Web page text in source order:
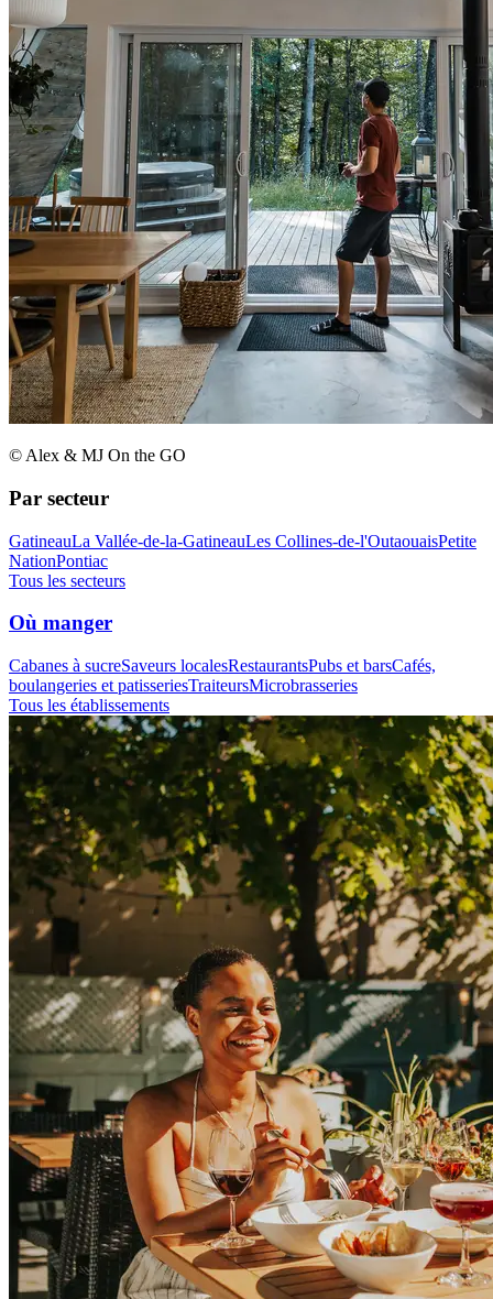
© Alex & MJ On the GO
Par secteur
GatineauLa Vallée-de-la-GatineauLes Collines-de-l'OutaouaisPetite
NationPontiac
Tous les secteurs
Où manger
Cabanes à sucreSaveurs localesRestaurantsPubs et barsCafés,
boulangeries et patisseriesTraiteursMicrobrasseries
Tous les établissements